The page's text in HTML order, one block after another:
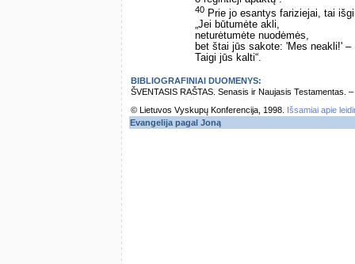
40 Prie jo esantys fariziejai, tai
„Jei būtumėte akli,
neturėtumėte nuodėmės,
bet štai jūs sakote: 'Mes neakli!' –
Taigi jūs kalti“.
BIBLIOGRAFINIAI DUOMENYS:
ŠVENTASIS RAŠTAS. Senasis ir Naujasis Testamentas.
© Lietuvos Vyskupų Konferencija, 1998.
Išsamiai apie
Evangelija pagal Joną